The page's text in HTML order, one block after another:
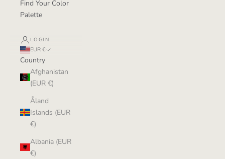
Find Your Color
Palette
LOGIN
EUR €
Country
Afghanistan
(EUR €)
Åland
Islands (EUR
€)
Albania (EUR
€)